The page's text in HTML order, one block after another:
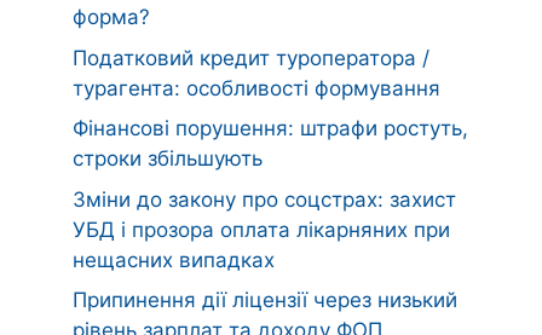
форма?
Податковий кредит туроператора /
турагента: особливості формування
Фінансові порушення: штрафи ростуть,
строки збільшують
Зміни до закону про соцстрах: захист
УБД і прозора оплата лікарняних при
нещасних випадках
Припинення дії ліцензії через низький
рівень зарплат та доходу ФОП